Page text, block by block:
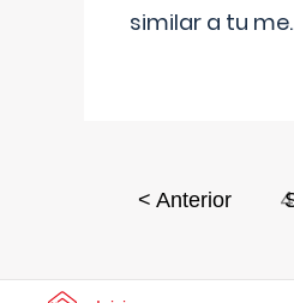
similar a tu me
< Anterior 4